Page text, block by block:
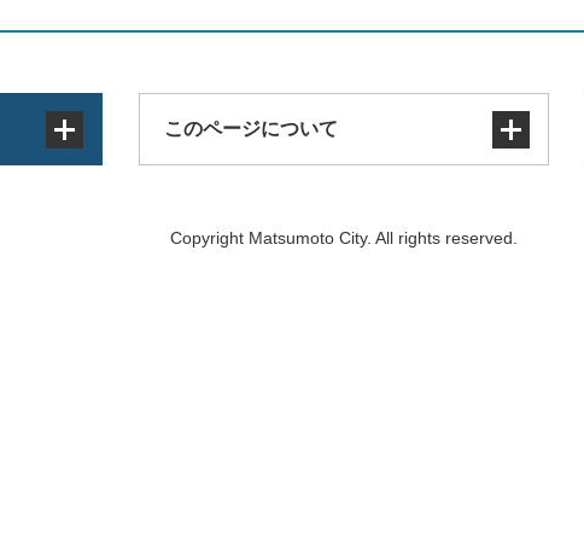
このページについて
著作権・免責事項・リンク
Copyright Matsumoto City. All rights reserved.